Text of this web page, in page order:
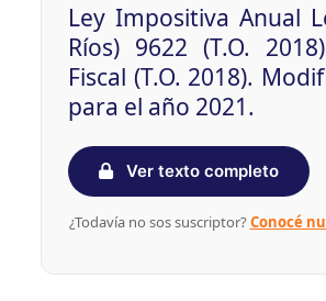
Ley Impositiva Anual
Ríos) 9622 (T.O.
Fiscal (T.O. 2018).
para el año 2021.
Ver texto completo
¿Todavía no sos suscriptor?Conocé